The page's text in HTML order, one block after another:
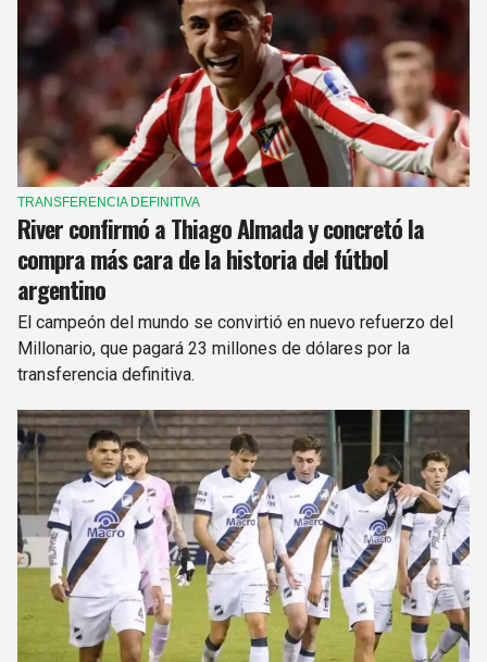
TRANSFERENCIA DEFINITIVA
River confirmó a Thiago Almada y concretó la
compra más cara de la historia del fútbol
argentino
El campeón del mundo se convirtió en nuevo refuerzo del
Millonario, que pagará 23 millones de dólares por la
transferencia definitiva.